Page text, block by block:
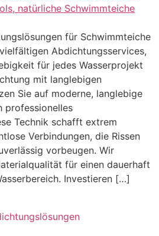
für Schwimmteiche
Abdichtungsservices,
für jedes Wasserprojekt
mit langlebigen
Sie auf moderne, langlebige
professionelles
Technik schafft extrem
Verbindungen, die Rissen
vorbeugen. Wir
für einen dauerhaft
Investieren […]